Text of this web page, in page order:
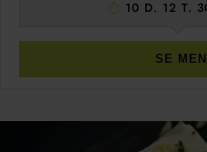
10 D. 12 T.
SE